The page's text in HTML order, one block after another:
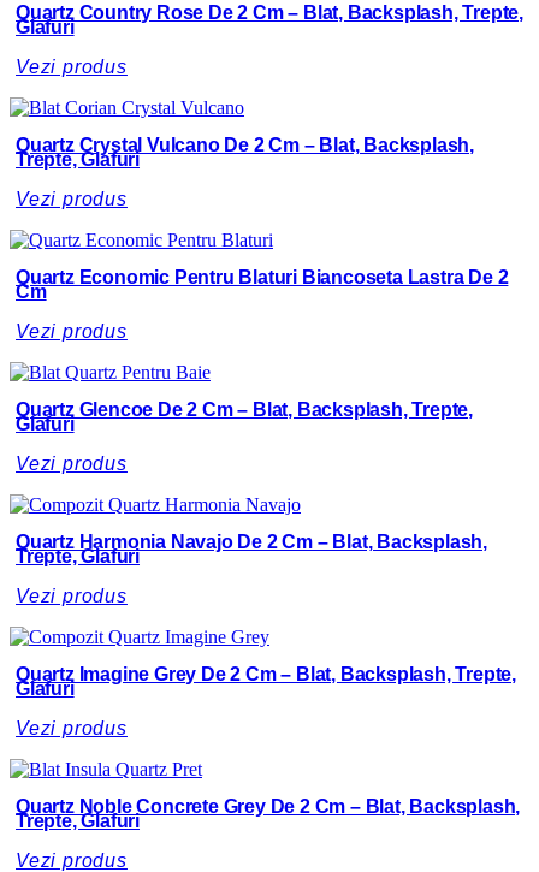
Quartz Country Rose De 2 Cm – Blat, Backsplash, Trepte,
Glafuri
Vezi produs
Quartz Crystal Vulcano De 2 Cm – Blat, Backsplash,
Trepte, Glafuri
Vezi produs
Quartz Economic Pentru Blaturi Biancoseta Lastra De 2
Cm
Vezi produs
Quartz Glencoe De 2 Cm – Blat, Backsplash, Trepte,
Glafuri
Vezi produs
Quartz Harmonia Navajo De 2 Cm – Blat, Backsplash,
Trepte, Glafuri
Vezi produs
Quartz Imagine Grey De 2 Cm – Blat, Backsplash, Trepte,
Glafuri
Vezi produs
Quartz Noble Concrete Grey De 2 Cm – Blat, Backsplash,
Trepte, Glafuri
Vezi produs